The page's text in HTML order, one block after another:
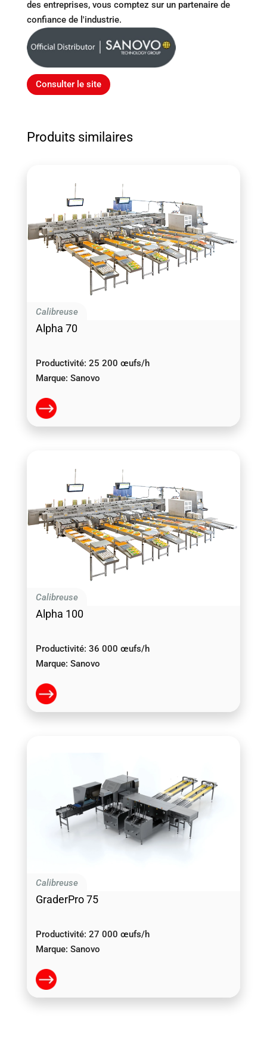
des entreprises, vous comptez sur un partenaire de
confiance de l'industrie.
Consulter le site
Produits similaires
Calibreuse
Alpha 70
Productivité: 25 200 œufs/h
Marque: Sanovo
Calibreuse
Alpha 100
Productivité: 36 000 œufs/h
Marque: Sanovo
Calibreuse
GraderPro 75
Productivité: 27 000 œufs/h
Marque: Sanovo